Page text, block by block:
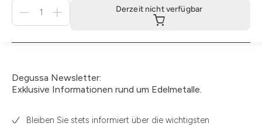
Derzeit
verfügbar
Derzeit nicht verfügbar
Degussa Newsletter:
Exklusive Informationen rund um Edelmetalle.
Bleiben Sie stets informiert über die wichtigsten